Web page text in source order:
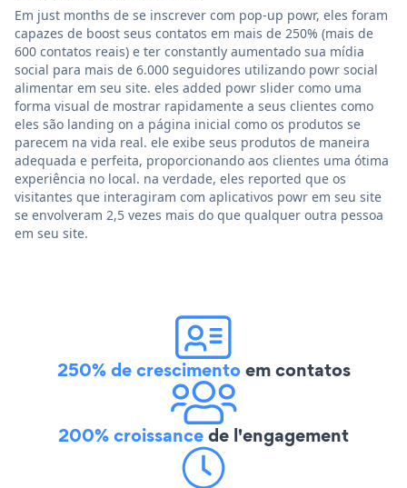
Em just months de se inscrever com pop-up powr, eles foram
capazes de boost seus contatos em mais de 250% (mais de
600 contatos reais) e ter constantly aumentado sua mídia
social para mais de 6.000 seguidores utilizando powr social
alimentar em seu site. eles added powr slider como uma
forma visual de mostrar rapidamente a seus clientes como
eles são landing on a página inicial como os produtos se
parecem na vida real. ele exibe seus produtos de maneira
adequada e perfeita, proporcionando aos clientes uma ótima
experiência no local. na verdade, eles reported que os
visitantes que interagiram com aplicativos powr em seu site
se envolveram 2,5 vezes mais do que qualquer outra pessoa
em seu site.
250% de crescimentoem contatos
200% croissancede l'engagement